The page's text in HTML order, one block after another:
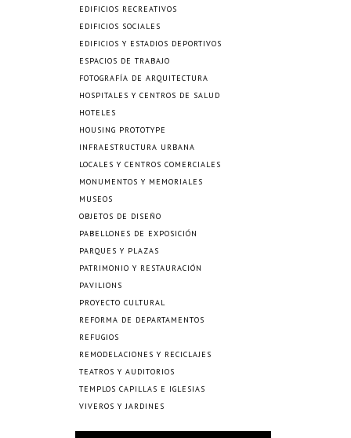
EDIFICIOS RECREATIVOS
EDIFICIOS SOCIALES
EDIFICIOS Y ESTADIOS DEPORTIVOS
ESPACIOS DE TRABAJO
FOTOGRAFÍA DE ARQUITECTURA
HOSPITALES Y CENTROS DE SALUD
HOTELES
HOUSING PROTOTYPE
INFRAESTRUCTURA URBANA
LOCALES Y CENTROS COMERCIALES
MONUMENTOS Y MEMORIALES
MUSEOS
OBJETOS DE DISEÑO
PABELLONES DE EXPOSICIÓN
PARQUES Y PLAZAS
PATRIMONIO Y RESTAURACIÓN
PAVILIONS
PROYECTO CULTURAL
REFORMA DE DEPARTAMENTOS
REFUGIOS
REMODELACIONES Y RECICLAJES
TEATROS Y AUDITORIOS
TEMPLOS CAPILLAS E IGLESIAS
VIVEROS Y JARDINES